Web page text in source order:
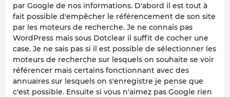
par Google de nos informations. D'abord il est tout à
fait possible d'empêcher le référencement de son site
par les moteurs de recherche. Je ne connais pas
WordPress mais sous Dotclear il suffit de cocher une
case. Je ne sais pas si il est possible de sélectionner les
moteurs de recherche sur lesquels on souhaite se voir
référencer mais certains fonctionnant avec des
annuaires sur lesquels on s'enregistre je pense que
c'est possible. Ensuite si vous n'aimez pas Google rien